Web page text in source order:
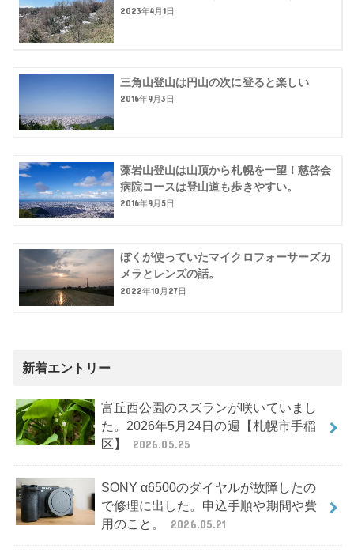
2023年4月1日
三角山登山は円山の次に登ると楽しい
2016年9月3日
藻岩山登山は山頂から札幌を一望！慈啓会
病院コースは登山道も歩きやすい。
2016年9月5日
ぼくが使っていたマイクロフォーサーズカ
メラとレンズの話。
2022年10月27日
新着エントリー
富丘西公園のスズランが咲いていまし
た。2026年5月24日の週【札幌市手稲
区】
2026.05.25
SONY α6500のダイヤルが故障したの
で修理に出した。申込手順や期間や費
用のこと。
2026.05.21